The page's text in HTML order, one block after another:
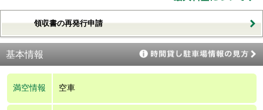
領収書の再発行申請
基本情報
満空情報 空車